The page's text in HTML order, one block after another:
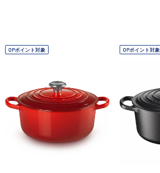
OPポイント対象 OPポイント対象